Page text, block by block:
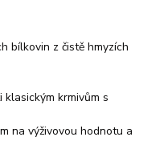
bílkovin z čistě hmyzích
krmivům s
na výživovou hodnotu a